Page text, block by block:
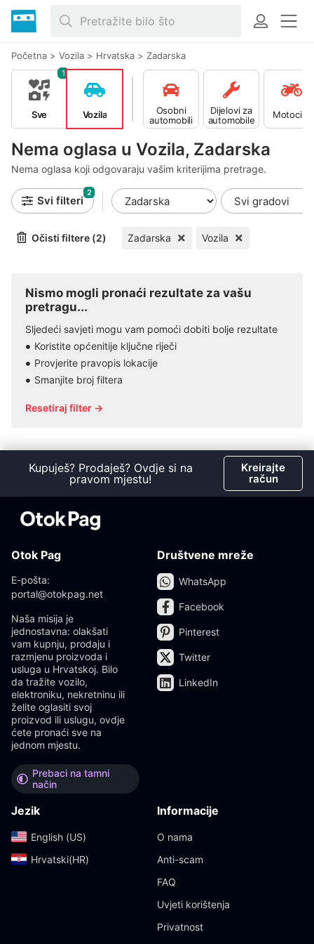
Početna > Vozila > Hrvatska > Zadarska
Nema oglasa u Vozila, Zadarska
Nema oglasa koji odgovaraju vašim kriterijima pretrage.
Sve
1
Vozila
Osobni
automobili
Dijelovi za
automobile
Motocikli
Svi filteri
2
Očisti filtere (2) Zadarska Vozila
Nismo mogli pronaći rezultate za vašu
pretragu...
Sljedeći savjeti mogu vam pomoći dobiti bolje rezultate
Koristite općenitije ključne riječi
Provjerite pravopis lokacije
Smanjite broj filtera
Resetiraj filter →
Kupuješ? Prodaješ? Ovdje si na
pravom mjestu!
Kreirajte
račun
Otok Pag
E-pošta:
portal@otokpag.net
Naša misija je
jednostavna: olakšati
vam kupnju, prodaju i
razmjenu proizvoda i
usluga u Hrvatskoj. Bilo
da tražite vozilo,
elektroniku, nekretninu ili
želite oglasiti svoj
proizvod ili uslugu, ovdje
ćete pronaći sve na
jednom mjestu.
Prebaci na tamni
način
Društvene mreže
WhatsApp
Facebook
Pinterest
Twitter
LinkedIn
Jezik
English (US)‎
Hrvatski(HR)‎
Informacije
O nama
Anti-scam
FAQ
Uvjeti korištenja
Privatnost